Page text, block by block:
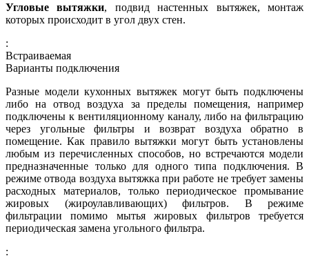
Угловые вытяжки, подвид настенных вытяжек, монтаж
которых происходит в угол двух стен.
:
Встраиваемая
Варианты подключения
Разные модели кухонных вытяжек могут быть подключены
либо на отвод воздуха за пределы помещения, например
подключены к вентиляционному каналу, либо на фильтрацию
через угольные фильтры и возврат воздуха обратно в
помещение. Как правило вытяжки могут быть установлены
любым из перечисленных способов, но встречаются модели
предназначенные только для одного типа подключения. В
режиме отвода воздуха вытяжка при работе не требует замены
расходных материалов, только периодическое промывание
жировых (жироулавливающих) фильтров. В режиме
фильтрации помимо мытья жировых фильтров требуется
периодическая замена угольного фильтра.
: